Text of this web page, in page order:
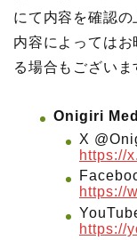
にて内容を確認の
内容によっては
る場合もございま
Onigiri
X
https://
https://
https://